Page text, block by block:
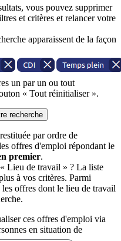
vous pouvez supprimer
et critères et relancer votre
apparaissent de la façon
un par un ou tout
« Tout réinitialiser ».
recherche
par ordre de
offres d'emploi répondant le
premier.
Lieu de travail » ? La liste
à vos critères. Parmi
offres dont le lieu de travail
ces offres d'emploi via
en situation de